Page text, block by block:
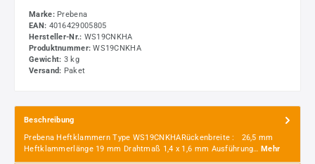
Marke: Prebena
EAN: 4016429005805
Hersteller-Nr.: WS19CNKHA
Produktnummer: WS19CNKHA
Gewicht: 3 kg
Versand: Paket
Beschreibung
Prebena Heftklammern Type WS19CNKHARückenbreite : 26,5 mm
Heftklammerlänge 19 mm Drahtmaß 1,4 x 1,6 mm Ausführung…Mehr